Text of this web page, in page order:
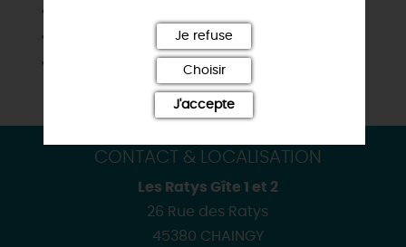
CONTACT & LOCALISATION
Les Ratys Gîte 1 et 2
26 Rue des Ratys
45380 CHAINGY
Je refuse
Choisir
J'accepte